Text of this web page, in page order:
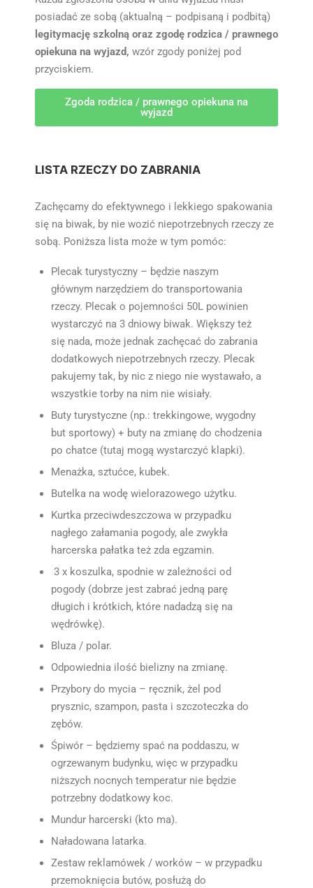
posiadać ze sobą (aktualną – podpisaną i podbitą)
legitymację szkolną oraz zgodę rodzica / prawnego
opiekuna na wyjazd, wzór zgody poniżej pod
przyciskiem.
Zgoda rodzica / prawnego opiekuna na
wyjazd
LISTA RZECZY DO ZABRANIA
Zachęcamy do efektywnego i lekkiego spakowania
się na biwak, by nie wozić niepotrzebnych rzeczy ze
sobą. Poniższa lista może w tym pomóc:
Plecak turystyczny – będzie naszym
głównym narzędziem do transportowania
rzeczy. Plecak o pojemności 50L powinien
wystarczyć na 3 dniowy biwak. Większy też
się nada, może jednak zachęcać do zabrania
dodatkowych niepotrzebnych rzeczy. Plecak
pakujemy tak, by nic z niego nie wystawało, a
wszystkie torby na nim nie wisiały.
Buty turystyczne (np.: trekkingowe, wygodny
but sportowy) + buty na zmianę do chodzenia
po chatce (tutaj mogą wystarczyć klapki).
Menażka, sztućce, kubek.
Butelka na wodę wielorazowego użytku.
Kurtka przeciwdeszczowa w przypadku
nagłego załamania pogody, ale zwykła
harcerska pałatka też zda egzamin.
3 x koszulka, spodnie w zależności od
pogody (dobrze jest zabrać jedną parę
długich i krótkich, które nadadzą się na
wędrówkę).
Bluza / polar.
Odpowiednia ilość bielizny na zmianę.
Przybory do mycia – ręcznik, żel pod
prysznic, szampon, pasta i szczoteczka do
zębów.
Śpiwór – będziemy spać na poddaszu, w
ogrzewanym budynku, więc w przypadku
niższych nocnych temperatur nie będzie
potrzebny dodatkowy koc.
Mundur harcerski (kto ma).
Naładowana latarka.
Zestaw reklamówek / worków – w przypadku
przemoknięcia butów, posłużą do